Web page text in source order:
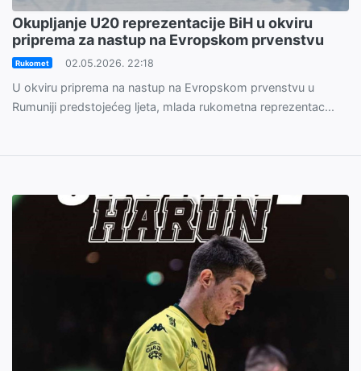
Okupljanje U20 reprezentacije BiH u okviru
priprema za nastup na Evropskom prvenstvu
Rukomet 02.05.2026. 22:18
U okviru priprema na nastup na Evropskom prvenstvu u
Rumuniji predstojećeg ljeta, mlada rukometna reprezentac...